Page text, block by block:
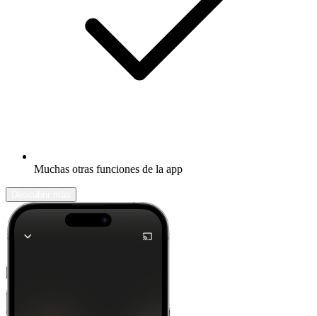
Muchas otras funciones de la app